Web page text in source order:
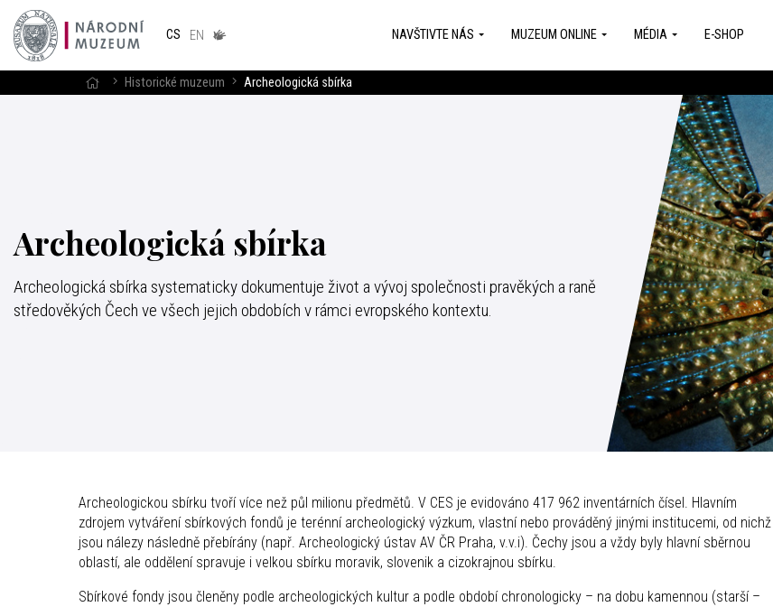
CS EN
v českém
NAVŠTIVTE NÁS MUZEUM ONLINE MÉDIA E-SHOP
Historické muzeum Archeologická sbírka
Archeologická sbírka
Archeologická sbírka systematicky dokumentuje život a vývoj společnosti pravěkých a raně
středověkých Čech ve všech jejich obdobích v rámci evropského kontextu.
Archeologickou sbírku tvoří více než půl milionu předmětů. V CES je evidováno 417 962 inventárních čísel. Hlavním
zdrojem vytváření sbírkových fondů je terénní archeologický výzkum, vlastní nebo prováděný jinými institucemi, od nichž
jsou nálezy následně přebírány (např. Archeologický ústav AV ČR Praha, v.v.i). Čechy jsou a vždy byly hlavní sběrnou
oblastí, ale oddělení spravuje i velkou sbírku moravik, slovenik a cizokrajnou sbírku.
Sbírkové fondy jsou členěny podle archeologických kultur a podle období chronologicky – na dobu kamennou (starší –